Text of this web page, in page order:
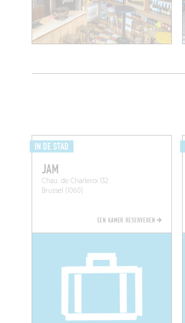
IN DE STAD
JAM
Chau. de Charleroi 132
Brussel (1060)
EEN KAMER RESERVEREN